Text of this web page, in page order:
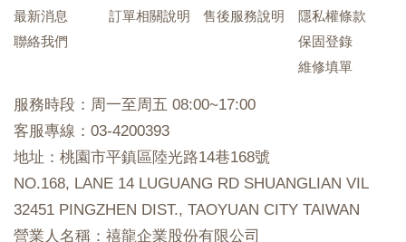
最新消息
聯絡我們
訂單相關說明
售後服務說明
隱私權條款
保固登錄
維修填單
服務時段：周一至周五 08:00~17:00
客服專線：03-4200393
地址：桃園市平鎮區陸光路14巷168號
NO.168, LANE 14 LUGUANG RD SHUANGLIAN VIL
32451 PINGZHEN DIST., TAOYUAN CITY TAIWAN
營業人名稱：禧龍企業股份有限公司